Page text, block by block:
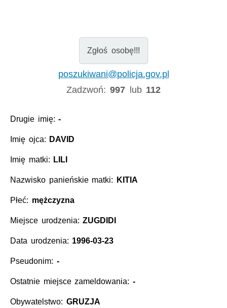
Zgłoś osobę!!!
poszukiwani@policja.gov.pl
Zadzwoń:997 lub 112
Drugie imię:-
Imię ojca: DAVID
Imię matki: LILI
Nazwisko panieńskie matki: KITIA
Płeć: mężczyzna
Miejsce urodzenia:ZUGDIDI
Data urodzenia: 1996-03-23
Pseudonim: -
Ostatnie miejsce zameldowania: -
Obywatelstwo: GRUZJA